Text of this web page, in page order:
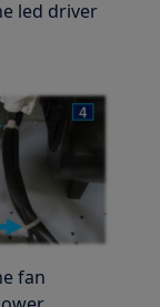
led driver
fan